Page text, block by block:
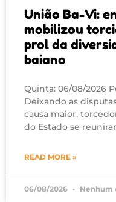
União Ba-Vi:
mobilizou
prol da
baiano
Quinta: 06/08/2026
Deixando as
causa maior,
do Estado se
READ MORE »
06/08/2026 Nenhum